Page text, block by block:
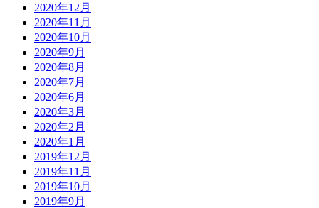
2020年12月
2020年11月
2020年10月
2020年9月
2020年8月
2020年7月
2020年6月
2020年3月
2020年2月
2020年1月
2019年12月
2019年11月
2019年10月
2019年9月